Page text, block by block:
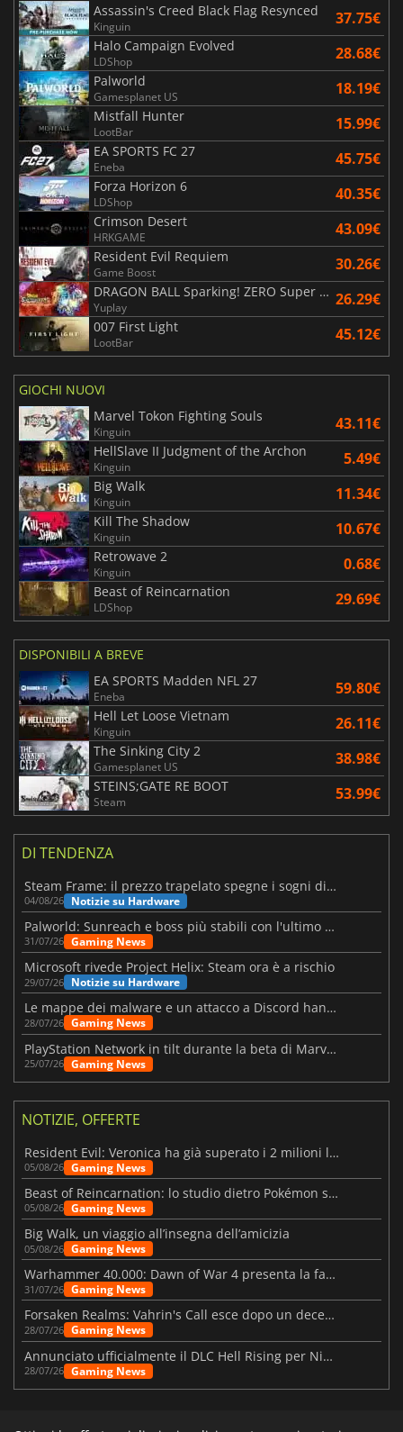
Assassin's Creed Black Flag Resynced
Kinguin 37.75€
Halo Campaign Evolved
LDShop 28.68€
Palworld
Gamesplanet US 18.19€
Mistfall Hunter
LootBar 15.99€
EA SPORTS FC 27
Eneba 45.75€
Forza Horizon 6
LDShop 40.35€
Crimson Desert
HRKGAME 43.09€
Resident Evil Requiem
Game Boost 30.26€
DRAGON BALL Sparking! ZERO Super Limit Breaking NEO
Yuplay 26.29€
007 First Light
LootBar 45.12€
GIOCHI NUOVI
Marvel Tokon Fighting Souls
Kinguin 43.11€
HellSlave II Judgment of the Archon
Kinguin 5.49€
Big Walk
Kinguin 11.34€
Kill The Shadow
Kinguin 10.67€
Retrowave 2
Kinguin 0.68€
Beast of Reincarnation
LDShop 29.69€
DISPONIBILI A BREVE
EA SPORTS Madden NFL 27
Eneba 59.80€
Hell Let Loose Vietnam
Kinguin 26.11€
The Sinking City 2
Gamesplanet US 38.98€
STEINS;GATE RE BOOT
Steam 53.99€
DI TENDENZA
Steam Frame: il prezzo trapelato spegne i sogni di un VR economico
04/08/26 Notizie su Hardware
Palworld: Sunreach e boss più stabili con l'ultimo update
31/07/26 Gaming News
Microsoft rivede Project Helix: Steam ora è a rischio
29/07/26 Notizie su Hardware
Le mappe dei malware e un attacco a Discord hanno colpito Meccha Chameleon
28/07/26 Gaming News
PlayStation Network in tilt durante la beta di Marvel Tōkon
25/07/26 Gaming News
NOTIZIE, OFFERTE
Resident Evil: Veronica ha già superato i 2 milioni liste dei desideri
05/08/26 Gaming News
Beast of Reincarnation: lo studio dietro Pokémon su una nuova strada
05/08/26 Gaming News
Big Walk, un viaggio all’insegna dell’amicizia
05/08/26 Gaming News
Warhammer 40.000: Dawn of War 4 presenta la fazione dei Necron
31/07/26 Gaming News
Forsaken Realms: Vahrin's Call esce dopo un decennio di sviluppo
28/07/26 Gaming News
Annunciato ufficialmente il DLC Hell Rising per Nioh 3
28/07/26 Gaming News